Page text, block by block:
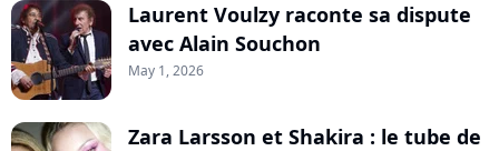
Laurent Voulzy raconte sa dispute
avec Alain Souchon
May 1, 2026
Zara Larsson et Shakira : le tube de